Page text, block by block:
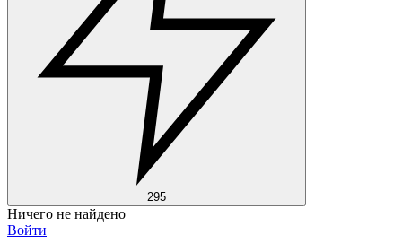
295
Ничего не найдено
Войти